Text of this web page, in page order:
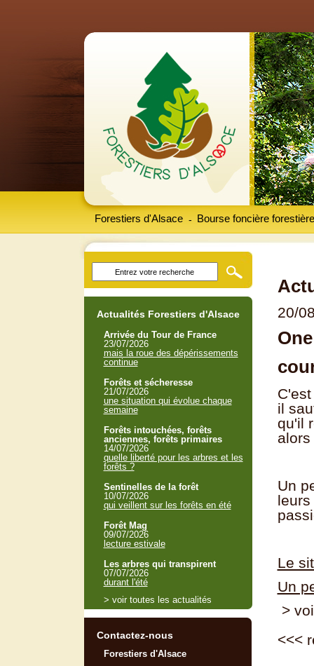
Forestiers d'Alsace Bourse foncière forestière
-
20/
il
qu'il
Un
Le
Un
>
<<<
Actualités Forestiers d'Alsace
Arrivée du Tour de France
23/07/2026
mais la roue des dépérissements
continue
Forêts et sécheresse
21/07/2026
une situation qui évolue chaque
semaine
Forêts intouchées, forêts
anciennes, forêts primaires
14/07/2026
quelle liberté pour les arbres et les
forêts ?
Sentinelles de la forêt
10/07/2026
qui veillent sur les forêts en été
Forêt Mag
09/07/2026
lecture estivale
Les arbres qui transpirent
07/07/2026
durant l'été
> voir toutes les actualités
Contactez-nous
Forestiers d'Alsace